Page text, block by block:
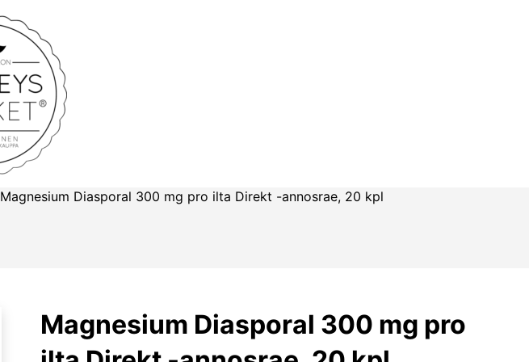
Magnesium Diasporal 300 mg pro ilta Direkt -annosrae, 20 kpl
Magnesium Diasporal 300 mg pro